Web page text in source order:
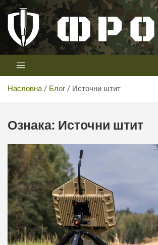
Скип
цонтент
Телевизија ФРОНТ
Први војни канал у Србији
Насловна Блог Источни штит
Ознака: Источни штит